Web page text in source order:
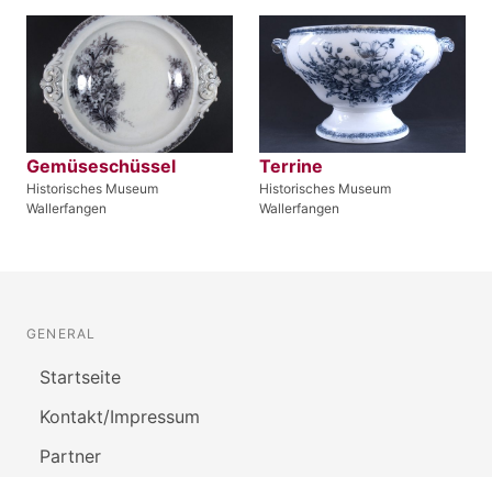
Gemüseschüssel
Historisches Museum
Wallerfangen
Terrine
Historisches Museum
Wallerfangen
GENERAL
Startseite
Kontakt/Impressum
Partner